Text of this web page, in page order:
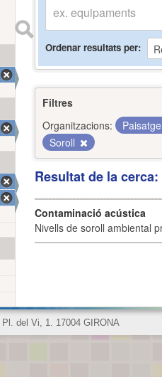
Ordenar resultats per
Filtres
Organitzacions:
Soroll
Resultat de la
Contaminació acústica
Nivells de soroll ambiental
Pl. del Vi, 1. 17004 GIRONA